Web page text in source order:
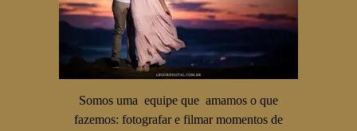
Somos uma equipe que amamos o que
fazemos: fotografar e filmar momentos de